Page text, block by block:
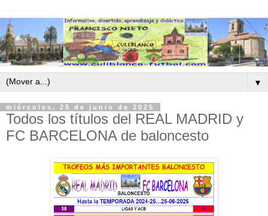
▼
miércoles, 25 de junio de 2025
Todos los títulos del REAL MADRID y
FC BARCELONA de baloncesto